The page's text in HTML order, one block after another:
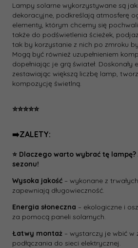
Lampy solarne wykorzystywane są
dekoracyjne, podkreślają atmosferę
elementy, którym chcemy się
także do podświetlenia ścieżek,
tak by korzystanie z nich po zmroku
Mogą być również uzupełnieniem
dopełniając je grą świateł. Doskonały
zestawiając większą liczbę lamp,
kompozycję świetlną.
⭐⭐⭐⭐⭐
➡️ZALETY:
⭐ Dlaczego warto wybrać tę lampę?
sezonu!
Wysoka jakość – wykonane z
zapewniają długowieczność.
Energia słoneczna – ekologiczne i
za pomocą paneli solarnych.
Łatwy montaż – wystarczy je wbić w
podłączania do sieci elektrycznej.